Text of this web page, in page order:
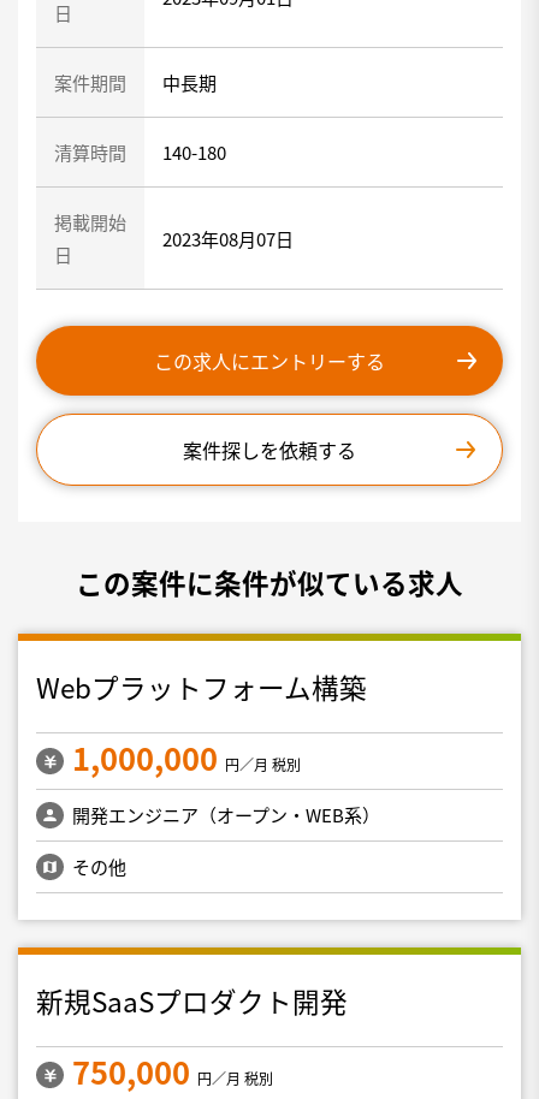
日
案件期間 中長期
清算時間 140-180
掲載開始
日
2023年08月07日
この求人にエントリーする
案件探しを依頼する
この案件に条件が似ている求人
Webプラットフォーム構築
1,000,000 円／月 税別
開発エンジニア（オープン・WEB系）
その他
新規SaaSプロダクト開発
750,000 円／月 税別